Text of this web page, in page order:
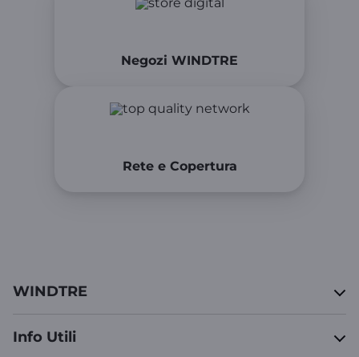
Negozi WINDTRE
Rete e Copertura
WINDTRE
Info Utili